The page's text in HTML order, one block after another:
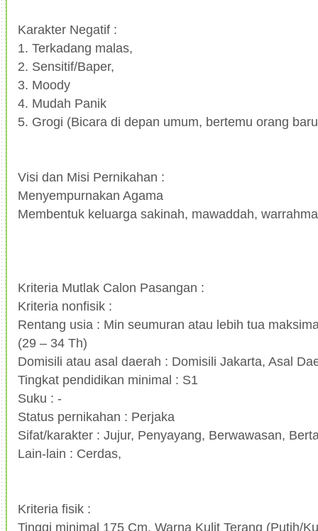
Karakter Negatif :
1. Terkadang malas,
2. Sensitif/Baper,
3. Moody
4. Mudah Panik
5. Grogi (Bicara di depan umum, bertemu orang
Visi dan Misi Pernikahan :
Menyempurnakan Agama
Membentuk keluarga sakinah, mawaddah,
Kriteria Mutlak Calon Pasangan :
Kriteria nonfisik :
Rentang usia : Min seumuran atau lebih tua
(29 – 34 Th)
Domisili atau asal daerah : Domisili Jakarta, Asal
Tingkat pendidikan minimal : S1
Suku : -
Status pernikahan : Perjaka
Sifat/karakter : Jujur, Penyayang, Berwawasan,
Lain-lain : Cerdas,
Kriteria fisik :
Tinggi minimal 175 Cm, Warna Kulit Terang (Putih/